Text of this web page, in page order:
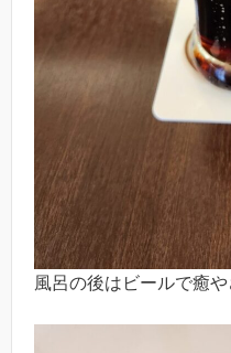
風呂の後はビールで癒